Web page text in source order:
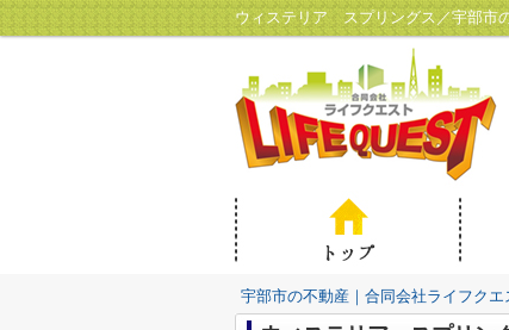
ウィステリア スプリングス／宇部市
宇部市の不動産｜合同会社ライフクエ